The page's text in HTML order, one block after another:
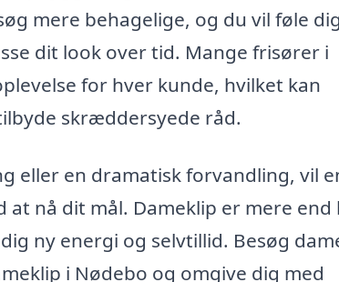
mere behagelige, og du vil føle dig
dit look over tid. Mange frisører i
for hver kunde, hvilket kan
skræddersyede råd.
eller en dramatisk forvandling, vil
nå dit mål. Dameklip er mere end
ny energi og selvtillid. Besøg
i Nødebo og omgive dig med